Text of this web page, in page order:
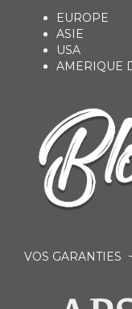
EUROPE
ASIE
USA
AMERIQUE
VOS GARANTIES